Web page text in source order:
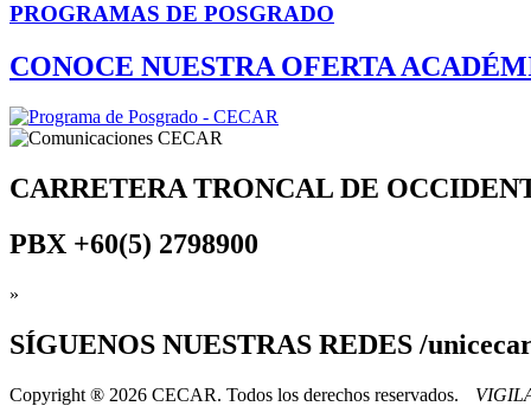
PROGRAMAS DE POSGRADO
CONOCE NUESTRA OFERTA
CARRETERA TRONCAL DE
PBX +60(5) 2798900
»
SÍGUENOS NUESTRAS REDES /
Copyright ® 2026 CECAR. Todos los derechos reservados.